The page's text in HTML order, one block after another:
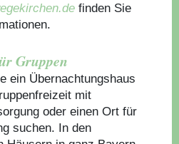
finden Sie
Gruppen
ein Übernachtungshaus
mit
oder einen Ort für
suchen. In den